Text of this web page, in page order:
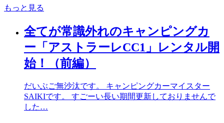
もっと見る
全てが常識外れのキャンピングカ
ー「アストラーレCC1」レンタル開
始！（前編）
だいぶご無沙汰です。 キャンピングカーマイスター
SAIKIです。 すごーい長い期間更新しておりませんで
した…